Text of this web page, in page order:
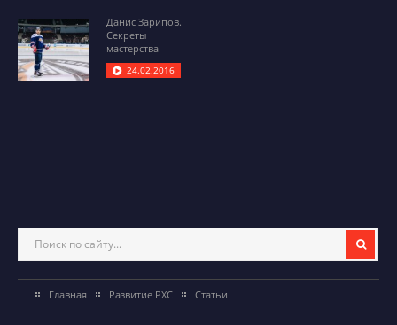
Данис Зарипов.
Секреты
мастерства
24.02.2016
Главная Развитие РХС Статьи